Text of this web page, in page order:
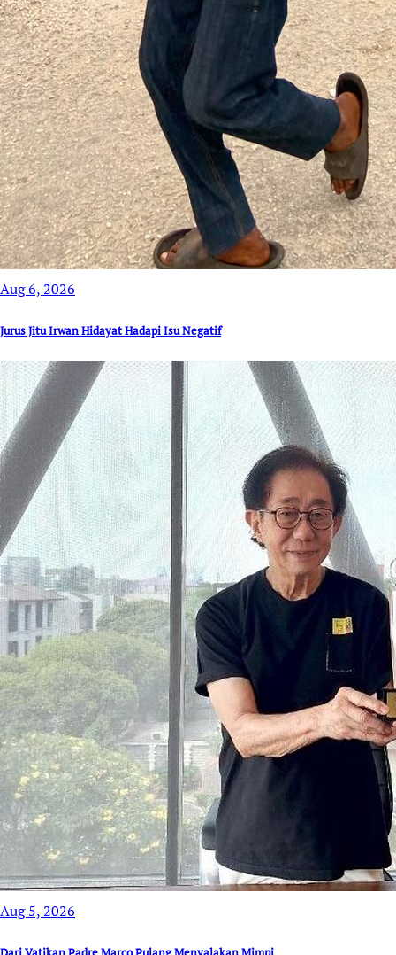
Aug 6, 2026
Jurus Jitu Irwan Hidayat Hadapi Isu Negatif
Aug 5, 2026